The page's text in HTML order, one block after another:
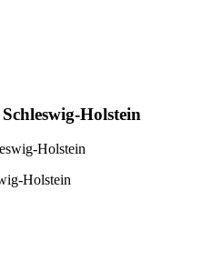
Holstein
Holstein